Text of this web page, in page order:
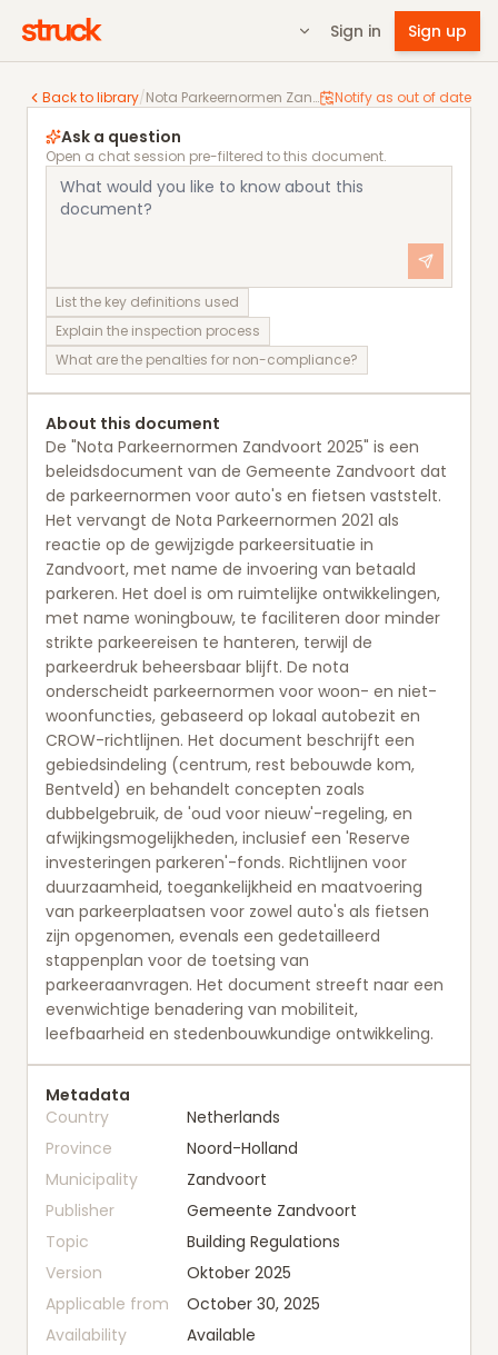
Sign in Sign up
Back to library/ Nota Parkeernormen Zandvoort 2025 Notify as out of date
Nota Parkeernormen Zandvoort 2025
Ask a question
Open a chat session pre-filtered to this document.
List the key definitions used
Explain the inspection process
What are the penalties for non-compliance?
About this document
De "Nota Parkeernormen Zandvoort 2025" is een
beleidsdocument van de Gemeente Zandvoort dat
de parkeernormen voor auto's en fietsen vaststelt.
Het vervangt de Nota Parkeernormen 2021 als
reactie op de gewijzigde parkeersituatie in
Zandvoort, met name de invoering van betaald
parkeren. Het doel is om ruimtelijke ontwikkelingen,
met name woningbouw, te faciliteren door minder
strikte parkeereisen te hanteren, terwijl de
parkeerdruk beheersbaar blijft. De nota
onderscheidt parkeernormen voor woon- en niet-
woonfuncties, gebaseerd op lokaal autobezit en
CROW-richtlijnen. Het document beschrijft een
gebiedsindeling (centrum, rest bebouwde kom,
Bentveld) en behandelt concepten zoals
dubbelgebruik, de 'oud voor nieuw'-regeling, en
afwijkingsmogelijkheden, inclusief een 'Reserve
investeringen parkeren'-fonds. Richtlijnen voor
duurzaamheid, toegankelijkheid en maatvoering
van parkeerplaatsen voor zowel auto's als fietsen
zijn opgenomen, evenals een gedetailleerd
stappenplan voor de toetsing van
parkeeraanvragen. Het document streeft naar een
evenwichtige benadering van mobiliteit,
leefbaarheid en stedenbouwkundige ontwikkeling.
Metadata
Country
Netherlands
Province
Noord-Holland
Municipality
Zandvoort
Publisher
Gemeente Zandvoort
Topic
Building Regulations
Version
Oktober 2025
Applicable from
October 30, 2025
Availability
Available